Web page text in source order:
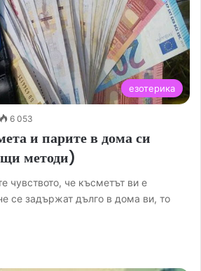
езотерика
6 053
и парите в дома си
методи)
чувството, че късметът ви е
се задържат дълго в дома ви, то